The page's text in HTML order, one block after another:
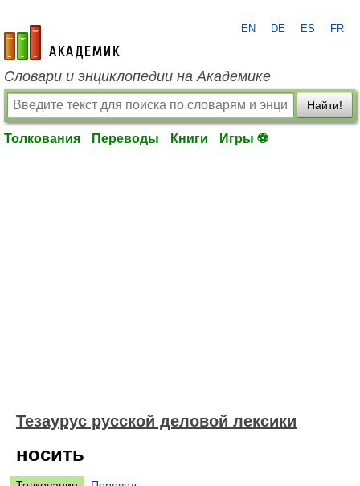
academic.ru
EN DE ES FR
Словари и энциклопедии на Академике
Найти!
Толкования Переводы Книги Игры ⚽
Тезаурус русской деловой лексики
носить